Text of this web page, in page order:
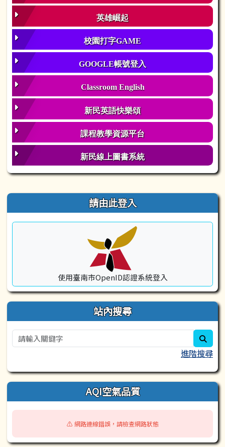
英雄崛起
校園打字GAME
GOOGLE帳號登入
Classroom English
新民英語快樂頌
課程教學資源平台
新民線上圖書系統
右邊區域內容 請由此登入
使用臺南市OpenID認證系統登入
站內搜尋
進階搜尋
AQI空氣品質
⚠️ 網路連線錯誤，請檢查網路狀態